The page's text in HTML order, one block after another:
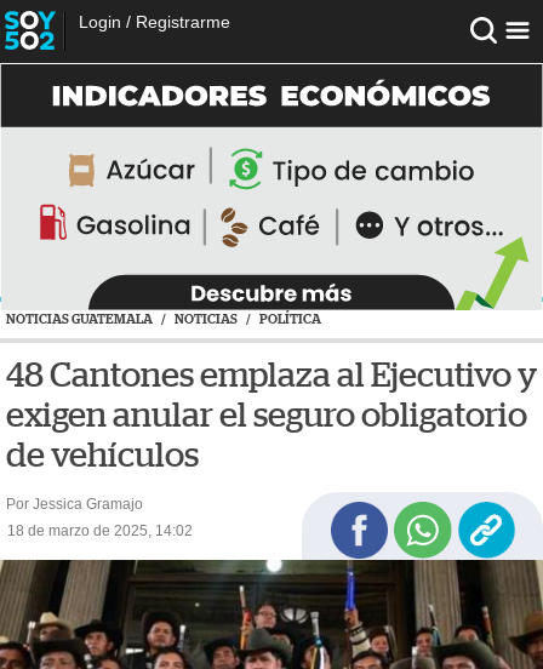
Login / Registrarme
NOTICIAS GUATEMALA / NOTICIAS / POLÍTICA
48 Cantones emplaza al Ejecutivo y
exigen anular el seguro obligatorio
de vehículos
Por Jessica Gramajo
18 de marzo de 2025, 14:02